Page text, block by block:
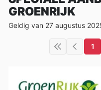
GROENRIJK
Geldig van 27 augustus
1